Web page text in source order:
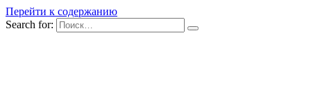
Перейти к содержанию
Search for: